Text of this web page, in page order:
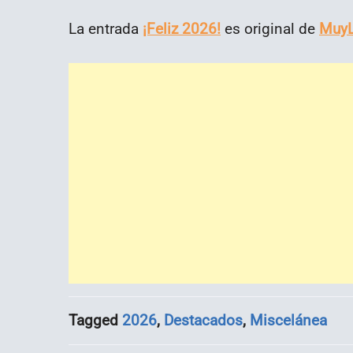
La entrada ¡Feliz 2026! es original de
Tagged 2026, Destacados, Miscelánea